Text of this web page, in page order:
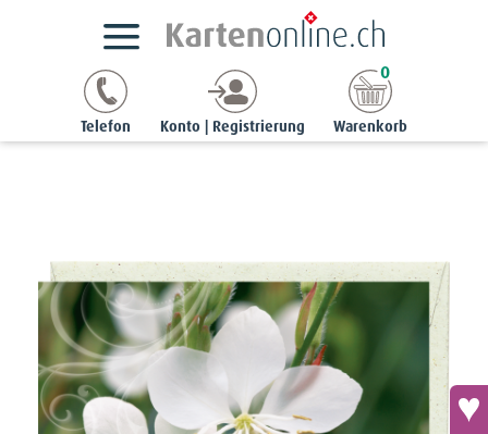
Telefon Konto | Registrierung Warenkorb
0
jolie | 7,5 x 7,5 cm
Minikärtchen - Präriekerze (Gaura lindheimeri)